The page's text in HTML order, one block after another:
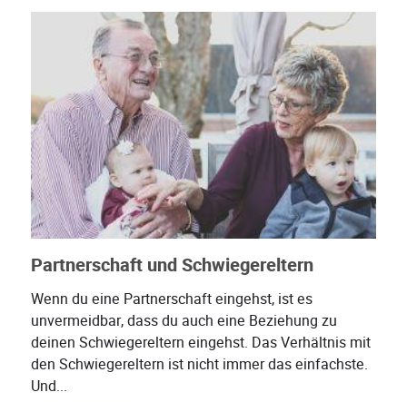
Partnerschaft und Schwiegereltern
Wenn du eine Partnerschaft eingehst, ist es
unvermeidbar, dass du auch eine Beziehung zu
deinen Schwiegereltern eingehst. Das Verhältnis mit
den Schwiegereltern ist nicht immer das einfachste.
Und...